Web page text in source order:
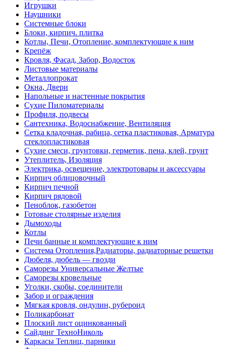
Игрушки
Наушники
Системные блоки
Блоки, кирпич. плитка
Котлы, Печи, Отопление, комплектующие к ним
Крепёж
Кровля, Фасад, Забор, Водосток
Листовые материалы
Металлопрокат
Окна, Двери
Напольные и настенные покрытия
Сухие Пиломатериалы
Профиля, подвесы
Сантехника, Водоснабжение, Вентиляция
Сетка кладочная, рабица, сетка пластиковая, Арматура
стеклопластиковая
Сухие смеси, грунтовки, герметик, пена, клей, грунт
Утеплитель, Изоляция
Электрика, освещение, электротовары и аксессуары
Кирпич облицовочный
Кирпич печной
Кирпич рядовой
Пеноблок, газобетон
Готовые столярные изделия
Дымоходы
Котлы
Печи банные и комплектующие к ним
Система Отопления,Радиаторы, радиаторные решетки
Дюбеля, дюбель — гвозди
Саморезы Универсальные Желтые
Саморезы кровельные
Уголки, скобы, соединители
Забор и ограждения
Мягкая кровля, ондулин, рубероид
Поликарбонат
Плоский лист оцинкованный
Сайдинг ТехноНиколь
Каркасы Теплиц, парники